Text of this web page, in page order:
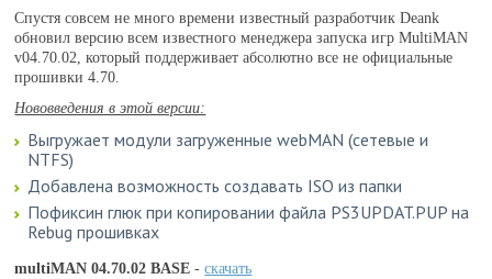
Спустя совсем не много времени известный разработчик Deank
обновил версию всем известного менеджера запуска игр MultiMAN
v04.70.02, который поддерживает абсолютно все не официальные
прошивки 4.70.
Нововведения в этой версии:
Выгружает модули загруженные webMAN (сетевые и
NTFS)
Добавлена возможность создавать ISO из папки
Пофиксин глюк при копировании файла PS3UPDAT.PUP на
Rebug прошивках
multiMAN 04.70.02 BASE-скачать